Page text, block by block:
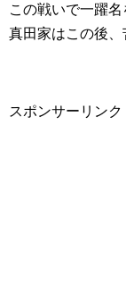
この戦いで一躍名
真田家はこの後、
スポンサーリンク